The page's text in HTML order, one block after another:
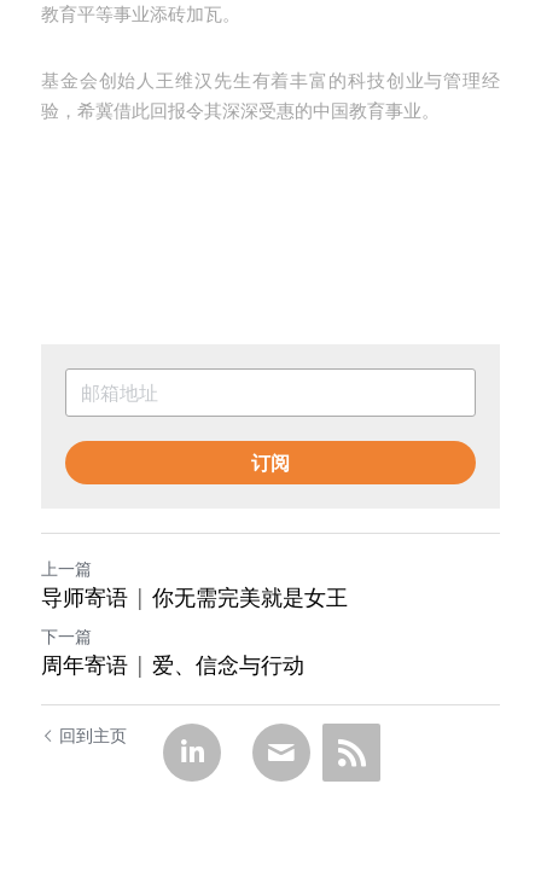
教育平等事业添砖加瓦。
基金会创始人王维汉先生有着丰富的科技创业与管理经
验，希冀借此回报令其深深受惠的中国教育事业。
订阅
上一篇
导师寄语 | 你无需完美就是女王
下一篇
周年寄语 | 爱、信念与行动
回到主页